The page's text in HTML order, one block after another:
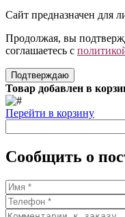
Сайт предназначен для
Продолжая, вы
соглашаетесь с
Подтверждаю
Товар добавлен в
Перейти в корзину
Сообщить о